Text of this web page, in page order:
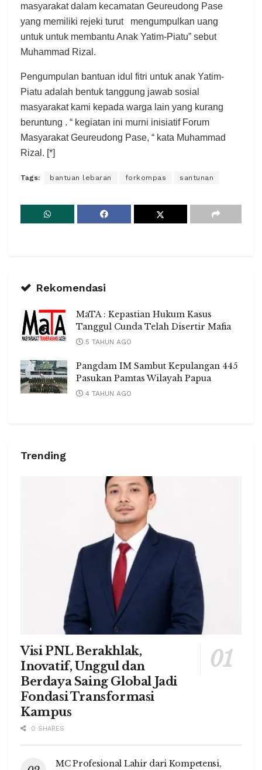
masyarakat dalam kecamatan Geureudong Pase
yang memiliki rejeki turut mengumpulkan uang
untuk untuk membantu Anak Yatim-Piatu” sebut
Muhammad Rizal.
Pengumpulan bantuan idul fitri untuk anak Yatim-
Piatu adalah bentuk tanggung jawab sosial
masyarakat kami kepada warga lain yang kurang
beruntung . “ kegiatan ini murni inisiatif Forum
Masyarakat Geureudong Pase, “ kata Muhammad
Rizal. [*]
Tags: bantuan lebaran forkompas santunan
Rekomendasi
MaTA : Kepastian Hukum Kasus
Tanggul Cunda Telah Disertir Mafia
5 TAHUN AGO
Pangdam IM Sambut Kepulangan 445
Pasukan Pamtas Wilayah Papua
4 TAHUN AGO
Trending
Visi PNL Berakhlak,
Inovatif, Unggul dan
Berdaya Saing Global Jadi
Fondasi Transformasi
Kampus
0 SHARES
MC Profesional Lahir dari Kompetensi,